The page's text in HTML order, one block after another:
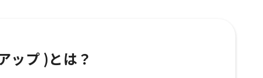
ップ )とは？